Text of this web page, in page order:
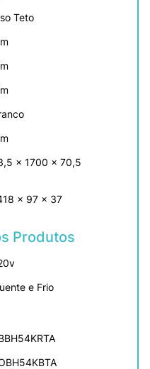
Teto
x 1700 x 70,5
x 97 x 37
Produtos
e Frio